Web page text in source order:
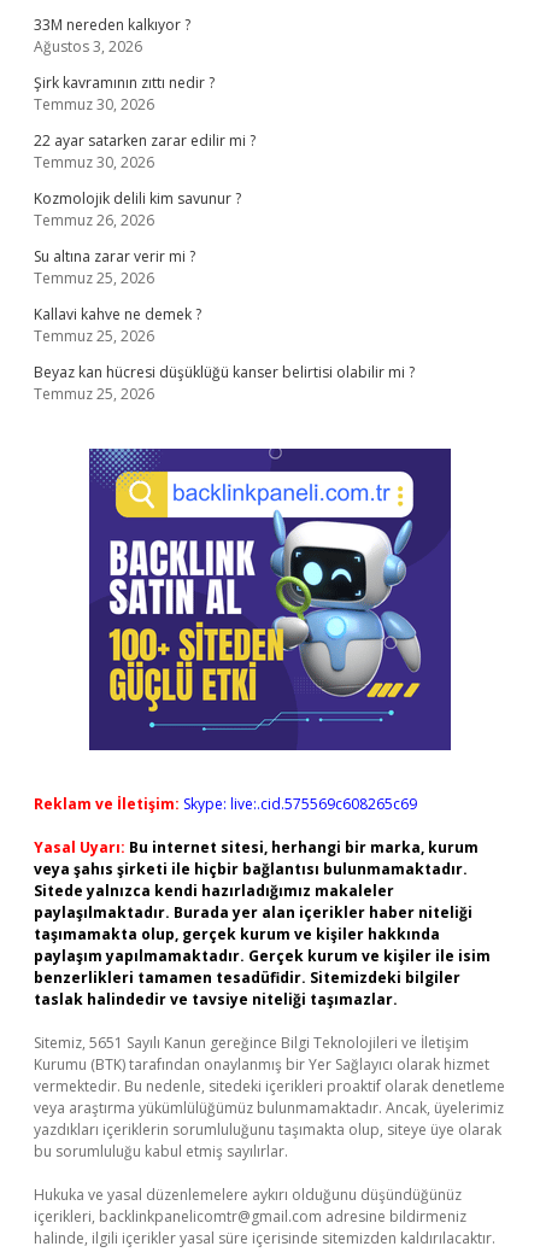
33M nereden kalkıyor ?
Ağustos 3, 2026
Şirk kavramının zıttı nedir ?
Temmuz 30, 2026
22 ayar satarken zarar edilir mi ?
Temmuz 30, 2026
Kozmolojik delili kim savunur ?
Temmuz 26, 2026
Su altına zarar verir mi ?
Temmuz 25, 2026
Kallavi kahve ne demek ?
Temmuz 25, 2026
Beyaz kan hücresi düşüklüğü kanser belirtisi olabilir mi ?
Temmuz 25, 2026
Reklam ve İletişim: Skype: live:.cid.575569c608265c69
Yasal Uyarı: Bu internet sitesi, herhangi bir marka, kurum
veya şahıs şirketi ile hiçbir bağlantısı bulunmamaktadır.
Sitede yalnızca kendi hazırladığımız makaleler
paylaşılmaktadır. Burada yer alan içerikler haber niteliği
taşımamakta olup, gerçek kurum ve kişiler hakkında
paylaşım yapılmamaktadır. Gerçek kurum ve kişiler ile isim
benzerlikleri tamamen tesadüfidir. Sitemizdeki bilgiler
taslak halindedir ve tavsiye niteliği taşımazlar.
Sitemiz, 5651 Sayılı Kanun gereğince Bilgi Teknolojileri ve İletişim
Kurumu (BTK) tarafından onaylanmış bir Yer Sağlayıcı olarak hizmet
vermektedir. Bu nedenle, sitedeki içerikleri proaktif olarak denetleme
veya araştırma yükümlülüğümüz bulunmamaktadır. Ancak, üyelerimiz
yazdıkları içeriklerin sorumluluğunu taşımakta olup, siteye üye olarak
bu sorumluluğu kabul etmiş sayılırlar.
Hukuka ve yasal düzenlemelere aykırı olduğunu düşündüğünüz
içerikleri, backlinkpanelicomtr@gmail.com adresine bildirmeniz
halinde, ilgili içerikler yasal süre içerisinde sitemizden kaldırılacaktır.